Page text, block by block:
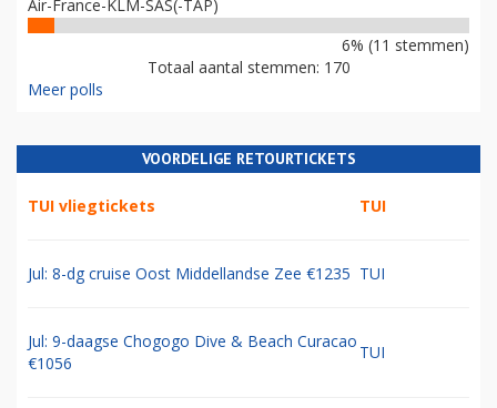
Air-France-KLM-SAS(-TAP)
6% (11 stemmen)
Totaal aantal stemmen: 170
Meer polls
VOORDELIGE RETOURTICKETS
TUI vliegtickets TUI
Jul: 8-dg cruise Oost Middellandse Zee €1235 TUI
Jul: 9-daagse Chogogo Dive & Beach Curacao
€1056
TUI